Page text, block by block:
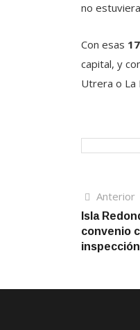
no
Con esas
capital, y
Utrera o La
de
Anterior
Isla
convenio